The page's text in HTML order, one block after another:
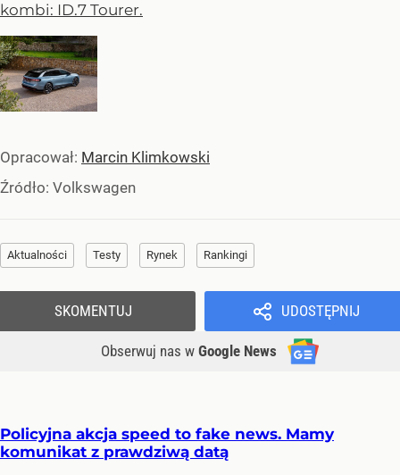
kombi: ID.7 Tourer.
Opracował: Marcin Klimkowski
Źródło: Volkswagen
Aktualności Testy Rynek Rankingi
UDOSTĘPNIJ
Obserwuj nas w Google News
SKOMENTUJ
Policyjna akcja speed to fake news. Mamy
komunikat z prawdziwą datą